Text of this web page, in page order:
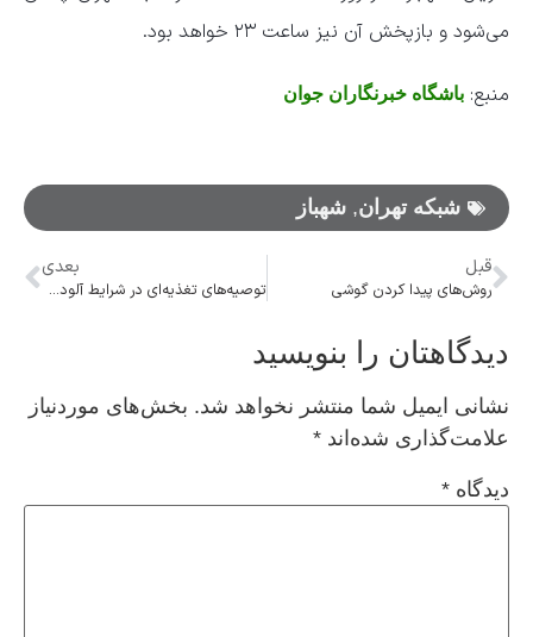
می‌شود و بازپخش آن نیز ساعت ۲۳ خواهد بود.
منبع: باشگاه خبرنگاران جوان
شبکه تهران, شهباز
قبل
روش‌های پیدا کردن گوشی
بعدی
توصیه‌های تغذیه‌ای در شرایط آلودگی هوا
دیدگاهتان را بنویسید
نشانی ایمیل شما منتشر نخواهد شد. بخش‌های موردنیاز
علامت‌گذاری شده‌اند *
دیدگاه *